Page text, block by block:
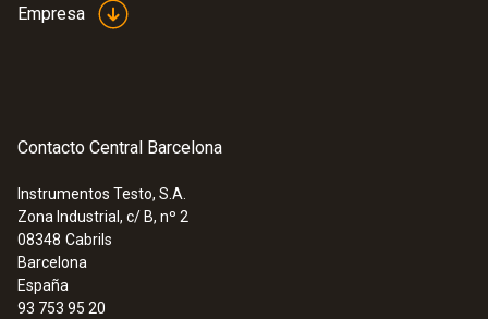
Empresa
Contacto Central Barcelona
Instrumentos Testo, S.A.
Zona Industrial, c/ B, nº 2
08348 Cabrils
Barcelona
España
93 753 95 20